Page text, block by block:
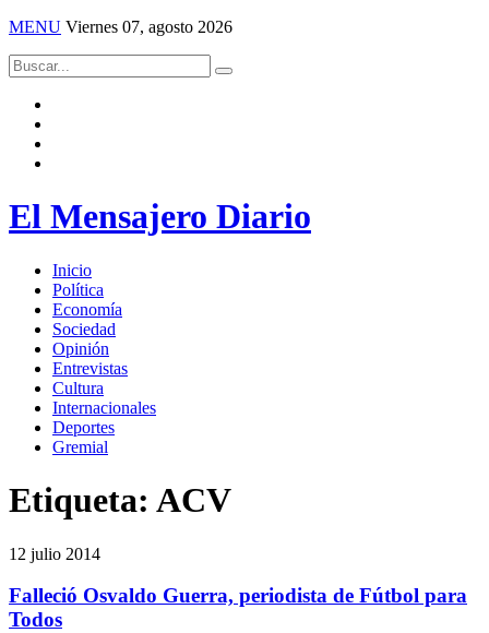
MENU Viernes 07, agosto 2026
El Mensajero Diario
Inicio
Política
Economía
Sociedad
Opinión
Entrevistas
Cultura
Internacionales
Deportes
Gremial
Etiqueta: ACV
12 julio 2014
Falleció Osvaldo Guerra, periodista de Fútbol para
Todos